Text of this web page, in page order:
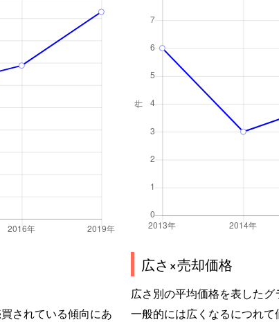
されている傾向にあ
広さ×売却価格
広さ別の平均価格を表した
一般的には広くなるにつれ